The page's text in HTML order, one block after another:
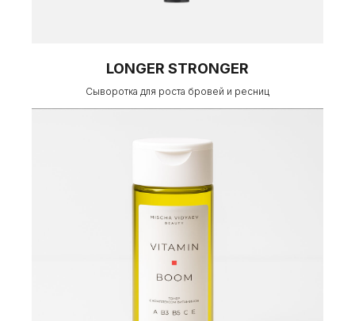
LONGER STRONGER
Сыворотка для роста бровей и ресниц